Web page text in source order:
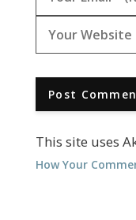
This site uses
How Your